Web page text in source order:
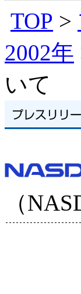
TOP >
2002年
いて
（